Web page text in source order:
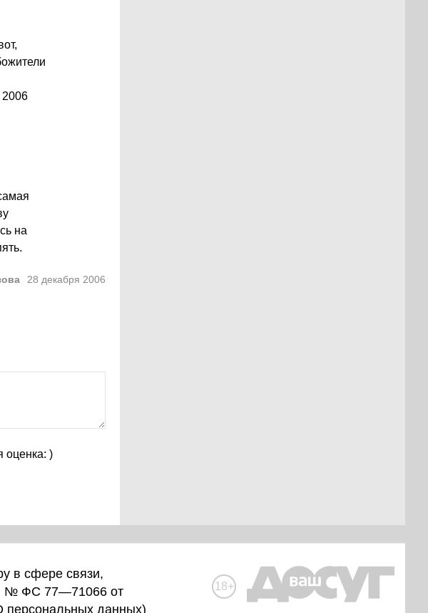
2006
на
28 декабря 2006
оценка: )
в сфере связи,
№ ФС 77—71066 от
персональных данных)
18+